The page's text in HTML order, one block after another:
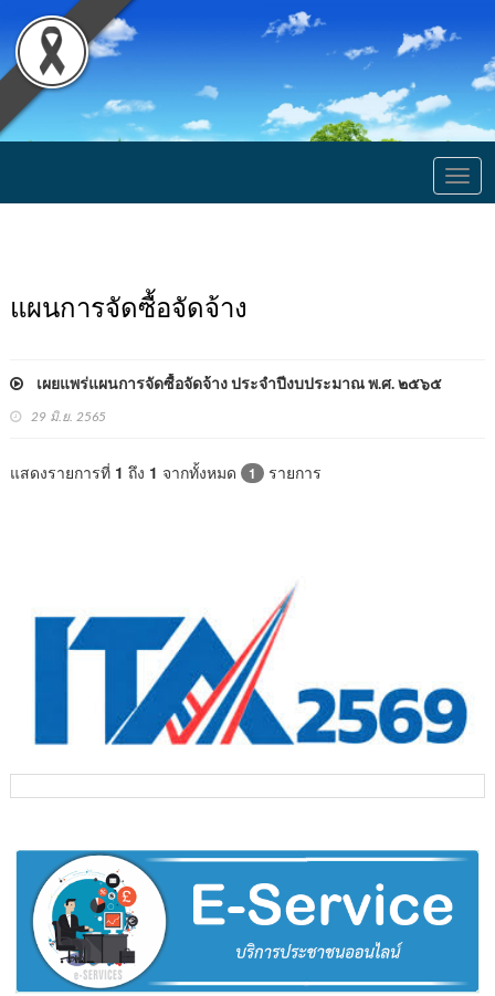
แผนการจัดซื้อจัดจ้าง
เผยแพร่แผนการจัดซื้อจัดจ้าง ประจำปีงบประมาณ พ.ศ. ๒๕๖๕
29 มิ.ย. 2565
แสดงรายการที่ 1 ถึง 1 จากทั้งหมด 1 รายการ